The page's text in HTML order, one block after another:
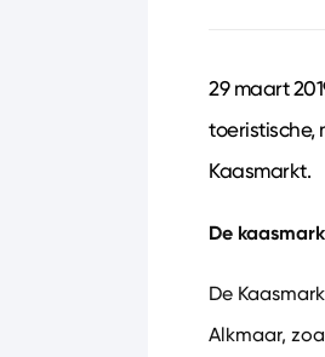
29 maart
toeristische,
Kaasmarkt.
De
De
Alkmaar,